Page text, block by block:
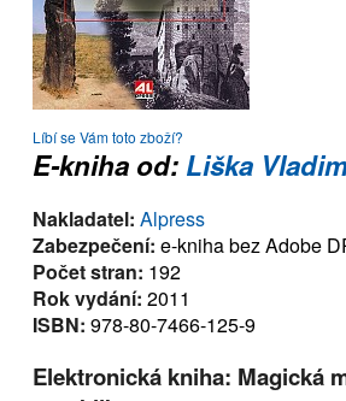
Líbí se Vám toto zboží?
E-kniha od: Liška
Nakladatel: Alpress
Zabezpečení: e-kniha bez Adobe
Počet stran: 192
Rok vydání: 2011
ISBN: 978-80-7466-125-9
Elektronická kniha: Magická